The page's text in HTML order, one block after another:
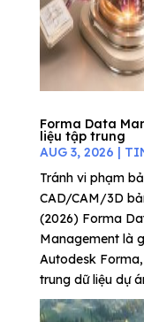
Forma Data
liệu tập trung
AUG 3, 2026 |
Tránh vi phạm
CAD/CAM/3D
(2026) Forma
Management là
Autodesk
trung dữ liệu dự